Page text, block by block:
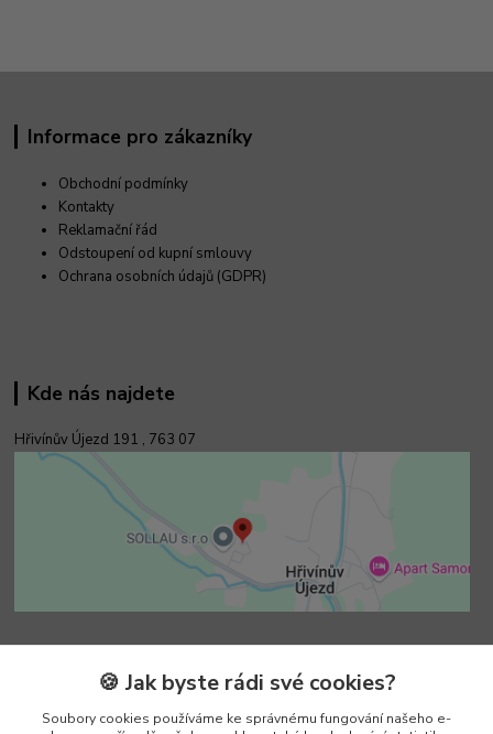
Informace pro zákazníky
Obchodní podmínky
Kontakty
Reklamační řád
Odstoupení od kupní smlouvy
Ochrana osobních údajů (GDPR)
Kde nás najdete
Hřivínův Újezd 191 , 763 07
Kontakty
Vedoucí e-shopu
🍪 Jak byste rádi své cookies?
Soubory cookies používáme ke správnému fungování našeho e-